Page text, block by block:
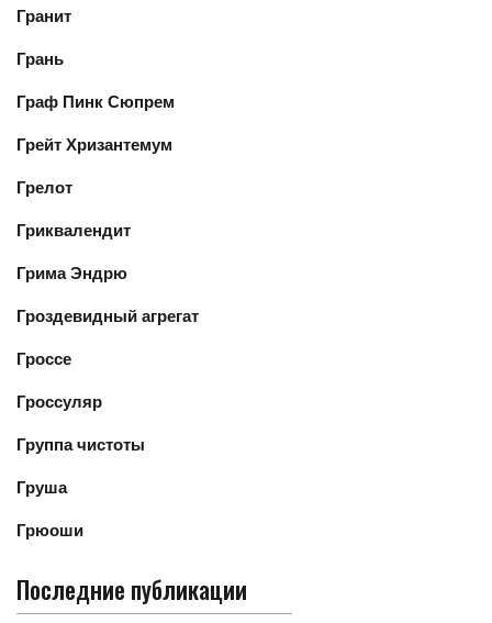
Гранит
Грань
Граф Пинк Сюпрем
Грейт Хризантемум
Грелот
Гриквалендит
Грима Эндрю
Гроздевидный агрегат
Гроссе
Гроссуляр
Группа чистоты
Груша
Грюоши
Последние публикации